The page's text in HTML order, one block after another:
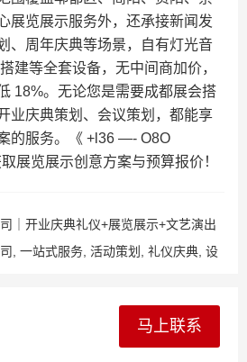
展览展示服务外，还承接新闻发
、周年庆典等场景，自有灯光音
建等全套设备，无中间商加价，
18%。无论您是需要成都展会搭
业庆典策划、会议策划，都能享
的服务。《 +l36 —- O8O
展览展示创意方案与预算报价！
｜开业庆典礼仪+展览展示+文艺演出
屏幕+舞美搭建一站式解决方案
, 一站式服务, 活动策划, 礼仪庆典, 设
马上联系